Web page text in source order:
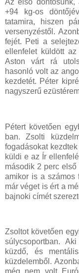
+94 kg-os
tatamira, hiszen
versenyzéstől.
fejét. Peti a
ellenfelet küldött
Aston várt rá
hasonló volt az
kezdetét. Péter
nagyszerű
Pétert követően
ban. Zsolti
fogadásokat
küldi e az Ír
második 2 perc
amikor is a számos
már véget is ért a
bajnoki címét
Zsoltot követően
súlycsoportban.
küzdő, és
küzdelemből.